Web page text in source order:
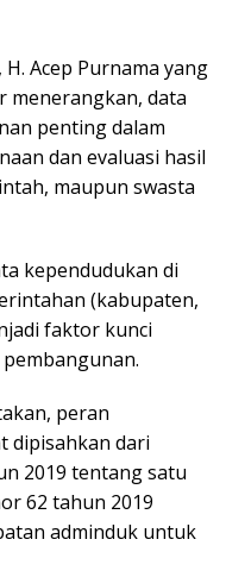
Acep Purnama yang
menerangkan, data
penting dalam
dan evaluasi hasil
maupun swasta
kependudukan di
(kabupaten,
faktor kunci
peran
dipisahkan dari
2019 tentang satu
62 tahun 2019
adminduk untuk